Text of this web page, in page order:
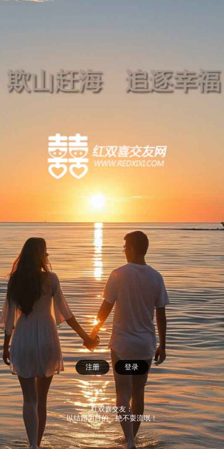
注册 登录
红双喜交友：
以结婚为目的，绝不耍流氓！